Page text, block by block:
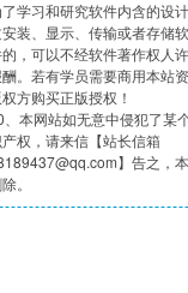
了学习和研究软件内含的设
装、显示、传输或者存储
，可以不经软件著作权人
。若有学员需要商用本站
方购买正版授权！
、本网站如无意中侵犯了某
权，请来信【站长信箱
】告之，
。